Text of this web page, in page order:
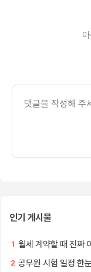
인기 게시물
1 월세 계약할 때 진짜
2 공무원 시험 일정 한